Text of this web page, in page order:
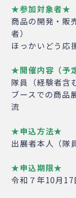
★参加対象者★
商品の開発・販
者）
ほっかいどう応
★開催内容（予
隊員（経験者含
ブースでの商品
流
★申込方法★
出展者本人（隊
★申込期限★
令和７年10月17